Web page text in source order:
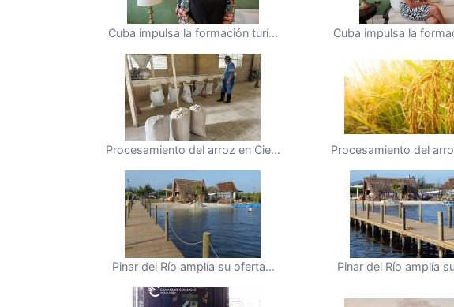
Cuba impulsa la formación turí... Cuba impulsa la
Procesamiento del arroz en Cie... Procesamiento del
Pinar del Río amplía su oferta... Pinar del Río amplía